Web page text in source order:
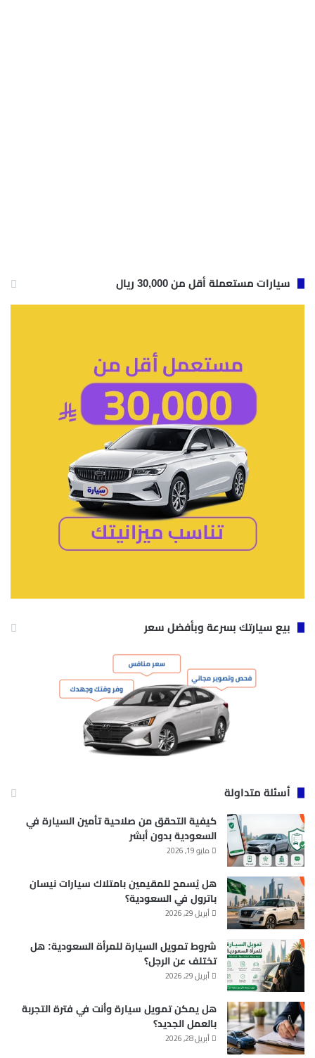
سيارات مستعملة أقل من 30,000 ريال
بيع سيارتك بسرعة وبأفضل سعر
أسئلة متداولة
كيفية التحقق من صلاحية تأمين السيارة في
السعودية بدون أبشر
مايو 19, 2026
هل يُسمح للمقيمين بامتلاك سيارات نيسان
باترول في السعودية؟
أبريل 29, 2026
شروط تمويل السيارة للمرأة السعودية: هل
تختلف عن الرجل؟
أبريل 29, 2026
هل يمكن تمويل سيارة وأنت في فترة التجربة
بالعمل الجديد؟
أبريل 28, 2026